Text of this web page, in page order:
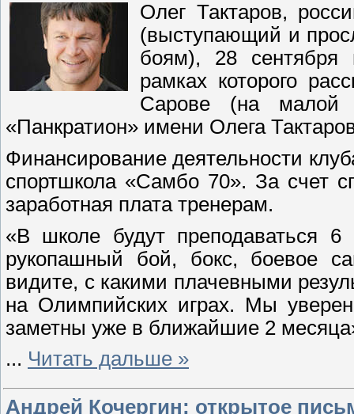
Олег Тактаров,
(выступающий и
боям), 28 сентября
рамках которого
Сарове (на малой
«Панкратион» имени Олега
Финансирование деятельности
спортшкола «Самбо 70». За счет
заработная плата тренерам.
«В школе будут преподаваться
рукопашный бой, бокс, боевое
видите, с какими плачевными
на Олимпийских играх. Мы
заметны уже в ближайшие 2
... Читать дальше »
Андрей Кочергин: открытое